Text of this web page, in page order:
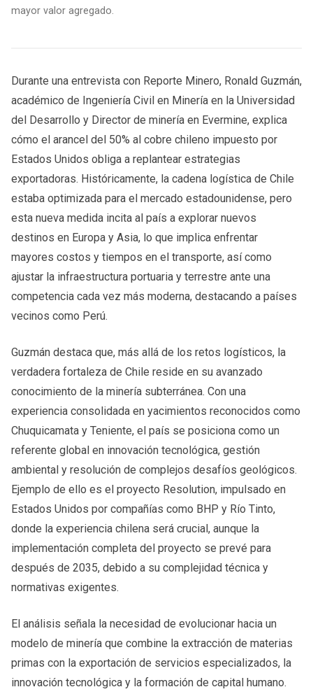
mayor valor agregado.
Durante una entrevista con Reporte Minero, Ronald Guzmán,
académico de Ingeniería Civil en Minería en la Universidad
del Desarrollo y Director de minería en Evermine, explica
cómo el arancel del 50% al cobre chileno impuesto por
Estados Unidos obliga a replantear estrategias
exportadoras. Históricamente, la cadena logística de Chile
estaba optimizada para el mercado estadounidense, pero
esta nueva medida incita al país a explorar nuevos
destinos en Europa y Asia, lo que implica enfrentar
mayores costos y tiempos en el transporte, así como
ajustar la infraestructura portuaria y terrestre ante una
competencia cada vez más moderna, destacando a países
vecinos como Perú.
Guzmán destaca que, más allá de los retos logísticos, la
verdadera fortaleza de Chile reside en su avanzado
conocimiento de la minería subterránea. Con una
experiencia consolidada en yacimientos reconocidos como
Chuquicamata y Teniente, el país se posiciona como un
referente global en innovación tecnológica, gestión
ambiental y resolución de complejos desafíos geológicos.
Ejemplo de ello es el proyecto Resolution, impulsado en
Estados Unidos por compañías como BHP y Río Tinto,
donde la experiencia chilena será crucial, aunque la
implementación completa del proyecto se prevé para
después de 2035, debido a su complejidad técnica y
normativas exigentes.
El análisis señala la necesidad de evolucionar hacia un
modelo de minería que combine la extracción de materias
primas con la exportación de servicios especializados, la
innovación tecnológica y la formación de capital humano.